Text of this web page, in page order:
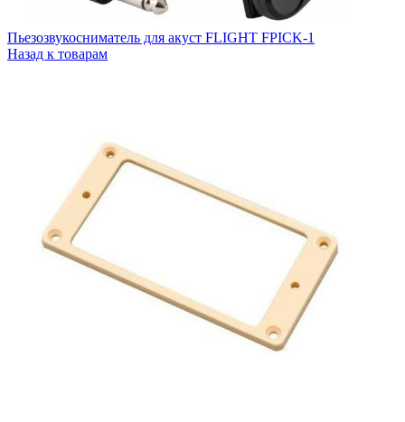
Пьезозвукосниматель для акуст FLIGHT FPICK-1
Назад к товарам